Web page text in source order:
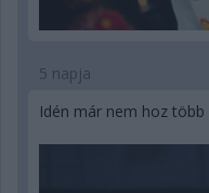
5 napja
Idén már nem hoz